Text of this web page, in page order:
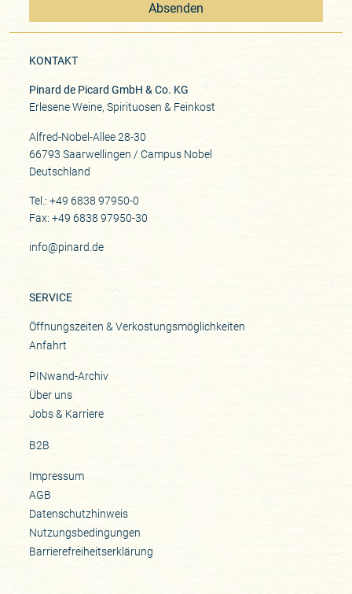
Absenden
KONTAKT
Pinard de Picard GmbH & Co. KG
Erlesene Weine, Spirituosen & Feinkost
Alfred-Nobel-Allee 28-30
66793 Saarwellingen / Campus Nobel
Deutschland
Tel.: +49 6838 97950-0
Fax: +49 6838 97950-30
info@pinard.de
SERVICE
Öffnungszeiten & Verkostungsmöglichkeiten
Anfahrt
PINwand-Archiv
Über uns
Jobs & Karriere
B2B
Impressum
AGB
Datenschutzhinweis
Nutzungsbedingungen
Barrierefreiheitserklärung